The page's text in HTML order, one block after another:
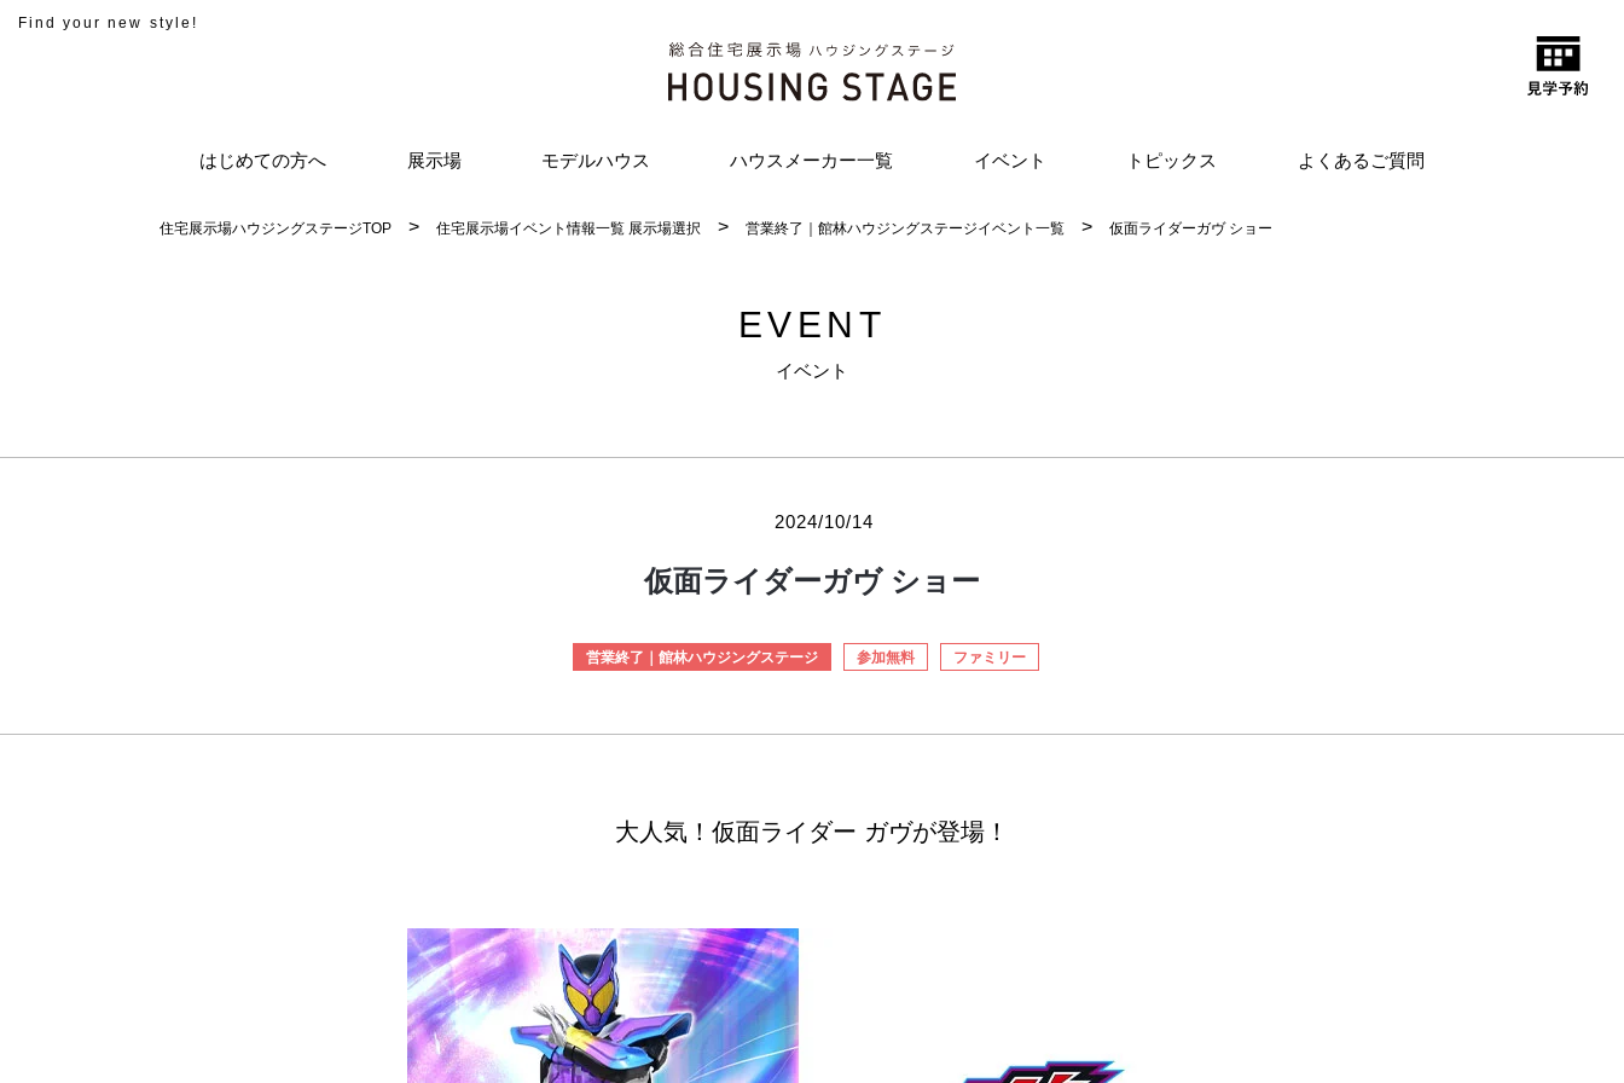
Find your new style!
はじめての方へ 展示場 モデルハウス ハウスメーカー一覧 イベント トピックス よくあるご質問
住宅展示場ハウジングステージTOP 住宅展示場イベント情報一覧 展示場選択 営業終了｜館林ハウジングステージイベント一覧 仮面ライダーガヴ ショー
EVENT
イベント
2024/10/14
仮面ライダーガヴ ショー
営業終了｜館林ハウジングステージ 参加無料 ファミリー
大人気！仮面ライダー ガヴが登場！